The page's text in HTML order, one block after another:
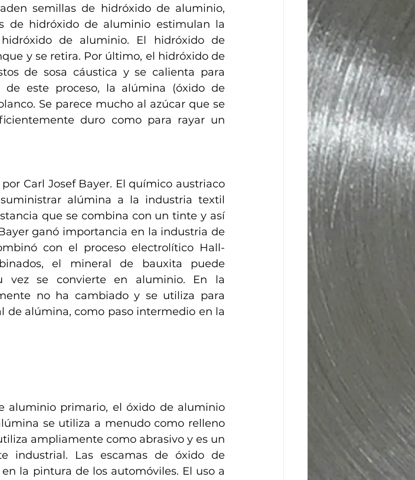
semillas de hidróxido de aluminio,
de hidróxido de aluminio estimulan la
de aluminio. El hidróxido de
y se retira. Por último, el hidróxido de
de sosa cáustica y se calienta para
este proceso, la alúmina (óxido de
Se parece mucho al azúcar que se
duro como para rayar un
Carl Josef Bayer. El químico austriaco
alúmina a la industria textil
que se combina con un tinte y así
ganó importancia en la industria de
con el proceso electrolítico Hall-
el mineral de bauxita puede
vez se convierte en aluminio. En la
no ha cambiado y se utiliza para
alúmina, como paso intermedio en la
aluminio primario, el óxido de aluminio
se utiliza a menudo como relleno
ampliamente como abrasivo y es un
industrial. Las escamas de óxido de
la pintura de los automóviles. El uso a